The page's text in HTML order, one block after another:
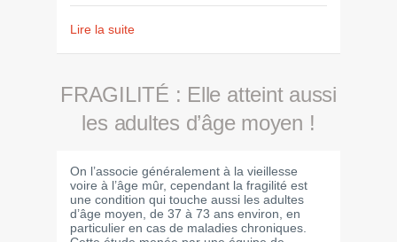
Lire la suite
FRAGILITÉ : Elle atteint aussi
les adultes d’âge moyen !
On l’associe généralement à la vieillesse
voire à l’âge mûr, cependant la fragilité est
une condition qui touche aussi les adultes
d’âge moyen, de 37 à 73 ans environ, en
particulier en cas de maladies chroniques.